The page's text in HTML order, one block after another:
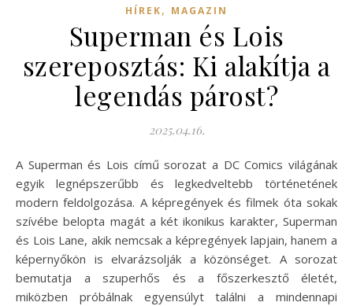
HÍREK, MAGAZIN
Superman és Lois
szereposztás: Ki alakítja a
legendás párost?
2025.04.16.
A Superman és Lois című sorozat a DC Comics világának
egyik legnépszerűbb és legkedveltebb történetének
modern feldolgozása. A képregények és filmek óta sokak
szívébe belopta magát a két ikonikus karakter, Superman
és Lois Lane, akik nemcsak a képregények lapjain, hanem a
képernyőkön is elvarázsolják a közönséget. A sorozat
bemutatja a szuperhős és a főszerkesztő életét,
miközben próbálnak egyensúlyt találni a mindennapi